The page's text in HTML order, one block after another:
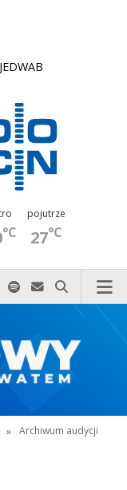
°C
pojutrze
27°C
nas zadzwoń
Facebook-u
na Xnas na Instagram-ie
Odwiedź nas na TikTok-u
Szukaj nas na Spotify
Wyślij do nas
Szukaj
» Archiwum audycji